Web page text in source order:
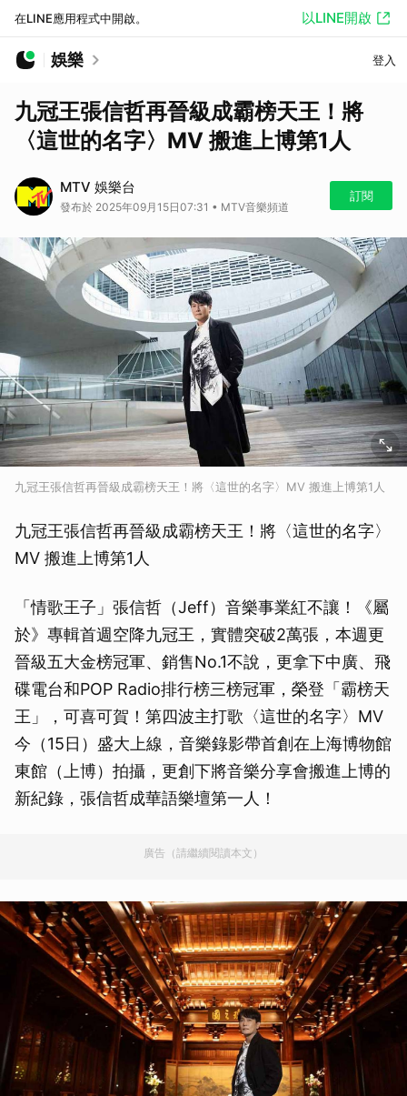
在LINE應用程式中開啟。 以LINE開啟
娛樂 登入
九冠王張信哲再晉級成霸榜天王！將
〈這世的名字〉MV 搬進上博第1人
MTV 娛樂台
發布於 2025年09月15日07:31 • MTV音樂頻道
訂閱
九冠王張信哲再晉級成霸榜天王！將〈這世的名字〉MV 搬進上博第1人
九冠王張信哲再晉級成霸榜天王！將〈這世的名字〉
MV 搬進上博第1人
「情歌王子」張信哲（Jeff）音樂事業紅不讓！《屬
於》專輯首週空降九冠王，實體突破2萬張，本週更
晉級五大金榜冠軍、銷售No.1不說，更拿下中廣、飛
碟電台和POP Radio排行榜三榜冠軍，榮登「霸榜天
王」，可喜可賀！第四波主打歌〈這世的名字〉MV
今（15日）盛大上線，音樂錄影帶首創在上海博物館
東館（上博）拍攝，更創下將音樂分享會搬進上博的
新紀錄，張信哲成華語樂壇第一人！
廣告（請繼續閱讀本文）